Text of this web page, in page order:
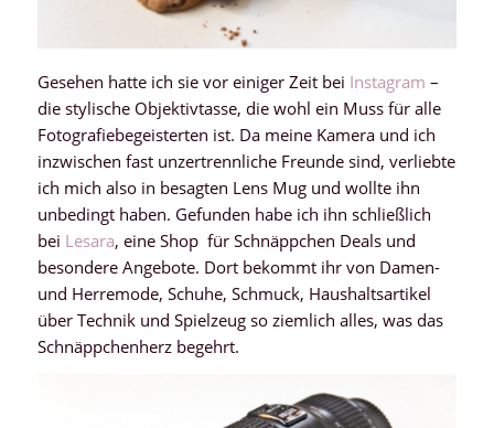
Gesehen hatte ich sie vor einiger Zeit bei Instagram –
die stylische Objektivtasse, die wohl ein Muss für alle
Fotografiebegeisterten ist. Da meine Kamera und ich
inzwischen fast unzertrennliche Freunde sind, verliebte
ich mich also in besagten Lens Mug und wollte ihn
unbedingt haben. Gefunden habe ich ihn schließlich
bei Lesara, eine Shop für Schnäppchen Deals und
besondere Angebote. Dort bekommt ihr von Damen-
und Herremode, Schuhe, Schmuck, Haushaltsartikel
über Technik und Spielzeug so ziemlich alles, was das
Schnäppchenherz begehrt.